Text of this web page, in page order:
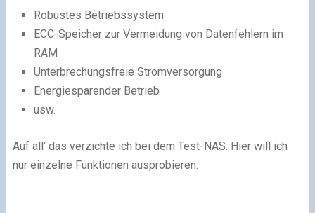
Robustes Betriebssystem
ECC-Speicher zur Vermeidung von Datenfehlern im
RAM
Unterbrechungsfreie Stromversorgung
Energiesparender Betrieb
usw.
Auf all' das verzichte ich bei dem Test-NAS. Hier will ich
nur einzelne Funktionen ausprobieren.